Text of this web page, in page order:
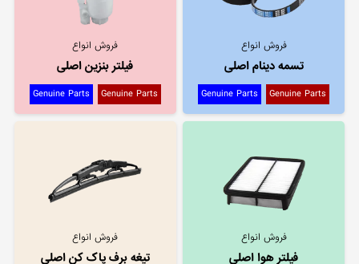
فروش انواع
تسمه دینام اصلی
Genuine Parts
Genuine Parts
فروش انواع
فیلتر بنزین اصلی
Genuine Parts
Genuine Parts
فروش انواع
فیلتر هوا اصلی
فروش انواع
تیغه برف پاک کن اصلی